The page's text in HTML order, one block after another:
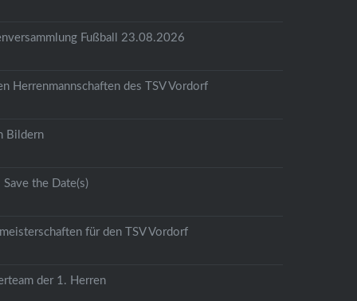
Fußball 23.08.2026
Herrenmannschaften des TSV Vordorf
Bildern
the Date(s)
für den TSV Vordorf
der 1. Herren